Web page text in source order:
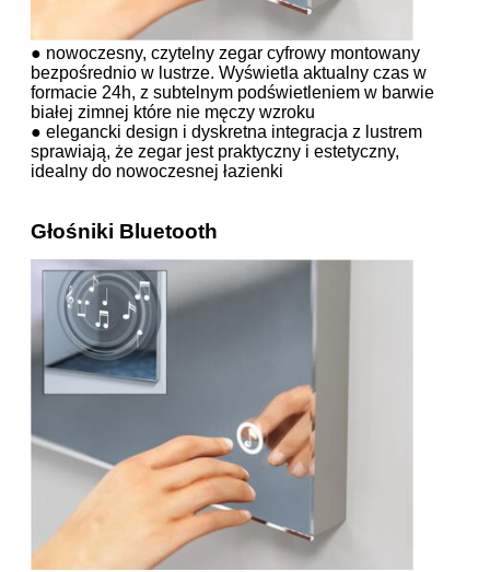
● nowoczesny, czytelny zegar cyfrowy montowany
bezpośrednio w lustrze. Wyświetla aktualny czas w
formacie 24h, z subtelnym podświetleniem w barwie
białej zimnej które nie męczy wzroku
● elegancki design i dyskretna integracja z lustrem
sprawiają, że zegar jest praktyczny i estetyczny,
idealny do nowoczesnej łazienki
Głośniki Bluetooth